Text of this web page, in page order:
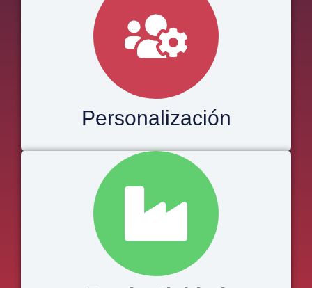
Personalización